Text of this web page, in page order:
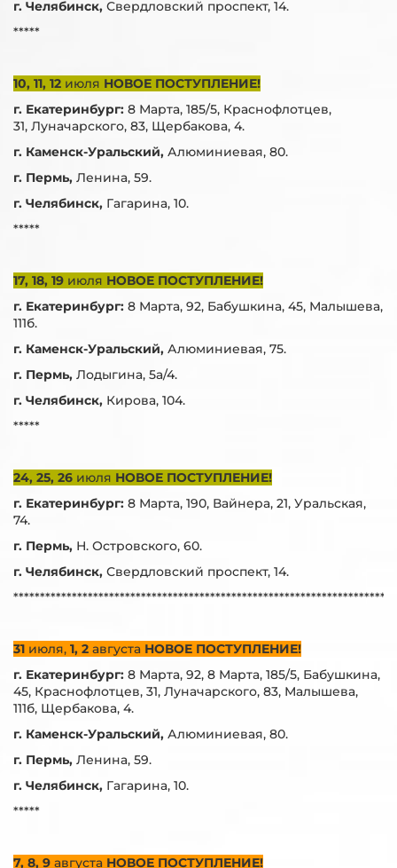
г. Челябинск, Свердловский проспект, 14.
*****
10, 11, 12 июля НОВОЕ ПОСТУПЛЕНИЕ!
г. Екатеринбург: 8 Марта, 185/5, Краснофлотцев,
31, Луначарского, 83, Щербакова, 4.
г. Каменск-Уральский, Алюминиевая, 80.
г. Пермь, Ленина, 59.
г. Челябинск, Гагарина, 10.
*****
17, 18, 19 июля НОВОЕ ПОСТУПЛЕНИЕ!
г. Екатеринбург: 8 Марта, 92, Бабушкина, 45, Малышева,
111б.
г. Каменск-Уральский, Алюминиевая, 75.
г. Пермь, Лодыгина, 5а/4.
г. Челябинск, Кирова, 104.
*****
24, 25, 26 июля НОВОЕ ПОСТУПЛЕНИЕ!
г. Екатеринбург: 8 Марта, 190, Вайнера, 21, Уральская,
74.
г. Пермь, Н. Островского, 60.
г. Челябинск, Свердловский проспект, 14.
***********************************************************************
31 июля, 1, 2 августа НОВОЕ ПОСТУПЛЕНИЕ!
г. Екатеринбург: 8 Марта, 92, 8 Марта, 185/5, Бабушкина,
45, Краснофлотцев, 31, Луначарского, 83, Малышева,
111б, Щербакова, 4.
г. Каменск-Уральский, Алюминиевая, 80.
г. Пермь, Ленина, 59.
г. Челябинск, Гагарина, 10.
*****
7, 8, 9 августа НОВОЕ ПОСТУПЛЕНИЕ!